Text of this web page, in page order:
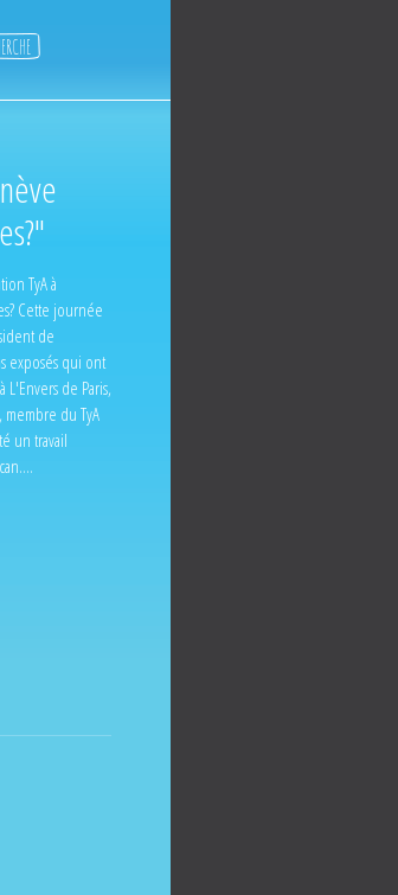
TyA à
Cette journée
de
exposés qui ont
de Paris,
membre du TyA
un travail